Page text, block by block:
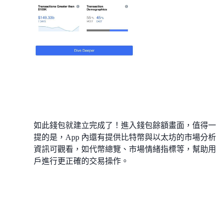
如此錢包就建立完成了！進入錢包餘額畫面，值得一
提的是，App 內還有提供比特幣與以太坊的市場分析
資訊可觀看，如代幣總覽、市場情緒指標等，幫助用
戶進行更正確的交易操作。